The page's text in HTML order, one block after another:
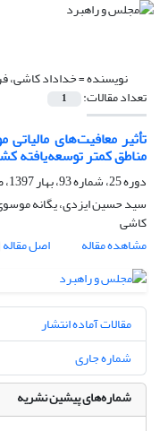
نویسنده =خداداد کاشی،
تعداد مقالات: 1
مناطق کمتر توسعه‌یافته
دوره 25، شماره 93، بهار 1397، صفحه
سید حسین ایزدی، یگانه
کاشی
مشاهده مقاله
اصل مقاله
مقالات آماده انتشار
شماره جاری
شماره‌های پیشین نشریه